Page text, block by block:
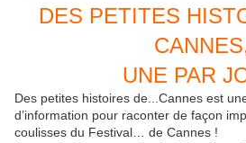
DES PETITES
UNE PAR
Des petites histoires de...Cannes est
d’information pour raconter de façon
coulisses du Festival… de Cannes !